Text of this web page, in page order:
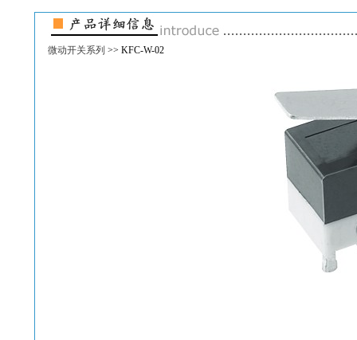
微动开关系列 >> KFC-W-02